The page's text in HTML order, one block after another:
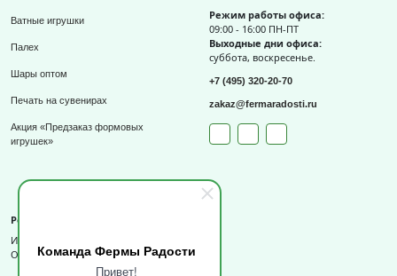
Команда Фермы Радости
Привет!
Ватные игрушки
Палех
Шары оптом
Печать на сувенирах
Акция «Предзаказ формовых
игрушек»
Режим работы офиса:
09:00 - 16:00 ПН-ПТ
Выходные дни офиса:
суббота, воскресенье.
+7 (495) 320-20-70
zakaz@fermaradosti.ru
Реквизиты
ИП Слизов Е.П.
ОГРНИП: 324508100709727,